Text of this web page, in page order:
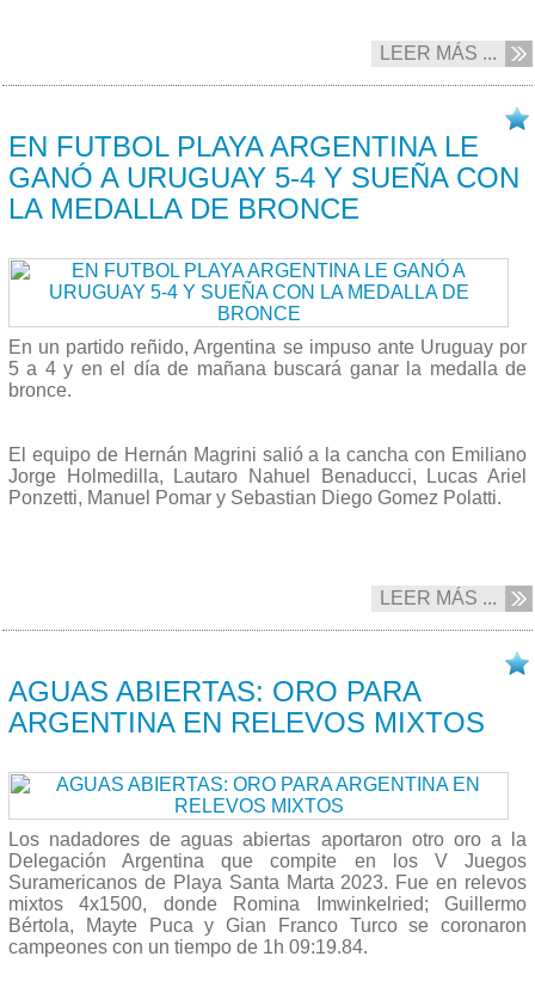
LEER MÁS ...
EN FUTBOL PLAYA ARGENTINA LE
GANÓ A URUGUAY 5-4 Y SUEÑA CON
LA MEDALLA DE BRONCE
En un partido reñido, Argentina se impuso ante Uruguay por
5 a 4 y en el día de mañana buscará ganar la medalla de
bronce.
El equipo de Hernán Magrini salió a la cancha con Emiliano
Jorge Holmedilla, Lautaro Nahuel Benaducci, Lucas Ariel
Ponzetti, Manuel Pomar y Sebastian Diego Gomez Polatti.
LEER MÁS ...
AGUAS ABIERTAS: ORO PARA
ARGENTINA EN RELEVOS MIXTOS
Los nadadores de aguas abiertas aportaron otro oro a la
Delegación Argentina que compite en los V Juegos
Suramericanos de Playa Santa Marta 2023. Fue en relevos
mixtos 4x1500, donde Romina Imwinkelried; Guillermo
Bértola, Mayte Puca y Gian Franco Turco se coronaron
campeones con un tiempo de 1h 09:19.84.